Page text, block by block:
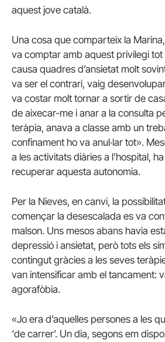
aquest jove català.
Una cosa que comparteix la
va comptar amb aquest privilegi tot
causa quadres d’ansietat molt
va ser el contrari, vaig
va costar molt tornar a sortir de
de aixecar-me i anar a la consulta
teràpia, anava a classe amb un
confinament ho va anul·lar tot».
a les activitats diàries a l’hospital,
recuperar aquesta autonomia.
Per la Nieves, en canvi, la
començar la desescalada es va
malson. Uns mesos abans havia
depressió i ansietat, però tots els
contingut gràcies a les seves
van intensificar amb el tancament:
agorafòbia.
«Jo era d’aquelles persones a les
‘de carrer’. Un dia, segons em